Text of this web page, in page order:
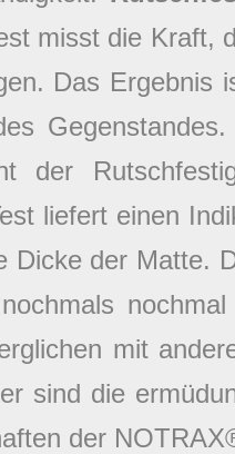
misst die Kraft,
Das Ergebnis
der
liefert einen
Dicke der Matte.
mit
sind die
der